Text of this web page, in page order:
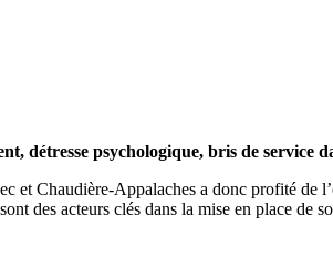
détresse psychologique, bris de service
et Chaudière-Appalaches a donc profité de
des acteurs clés dans la mise en place de